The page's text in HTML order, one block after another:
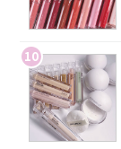
10